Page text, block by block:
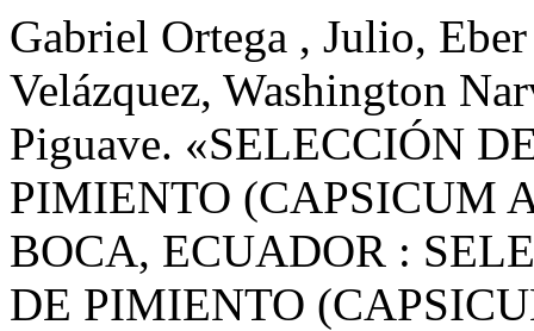
Gabriel Ortega , Julio,
Velázquez, Washington
Piguave. «SELECCIÓN
PIMIENTO (CAPSICUM
BOCA, ECUADOR :
DE PIMIENTO